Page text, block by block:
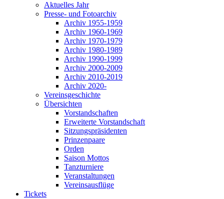
Aktuelles Jahr
Presse- und Fotoarchiv
Archiv 1955-1959
Archiv 1960-1969
Archiv 1970-1979
Archiv 1980-1989
Archiv 1990-1999
Archiv 2000-2009
Archiv 2010-2019
Archiv 2020-
Vereinsgeschichte
Übersichten
Vorstandschaften
Erweiterte Vorstandschaft
Sitzungspräsidenten
Prinzenpaare
Orden
Saison Mottos
Tanzturniere
Veranstaltungen
Vereinsausflüge
Tickets